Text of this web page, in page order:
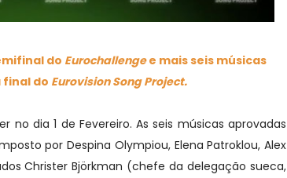
do Eurochallengee mais seis músicas
final do Eurovision Song Project.
dia 1 de Fevereiro. As seis músicas aprovadas
por Despina Olympiou, Elena Patroklou, Alex
Christer Björkman (chefe da delegação sueca,